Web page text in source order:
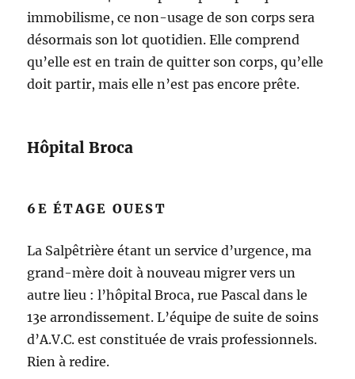
immobilisme, ce non-usage de son corps sera
désormais son lot quotidien. Elle comprend
qu’elle est en train de quitter son corps, qu’elle
doit partir, mais elle n’est pas encore prête.
Hôpital Broca
6E ÉTAGE OUEST
La Salpêtrière étant un service d’urgence, ma
grand-mère doit à nouveau migrer vers un
autre lieu : l’hôpital Broca, rue Pascal dans le
13e arrondissement. L’équipe de suite de soins
d’A.V.C. est constituée de vrais professionnels.
Rien à redire.